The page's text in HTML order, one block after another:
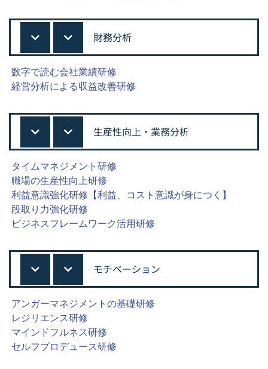
財務分析
数字で読む会社業績研修
経営分析による収益改善研修
生産性向上・業務分析
タイムマネジメント研修
職場の生産性向上研修
利益意識強化研修【利益、コスト意識が身につく】
段取り力強化研修
ビジネスフレームワーク活用研修
モチベーション
アンガーマネジメントの基礎研修
レジリエンス研修
マインドフルネス研修
セルフプロデュース研修